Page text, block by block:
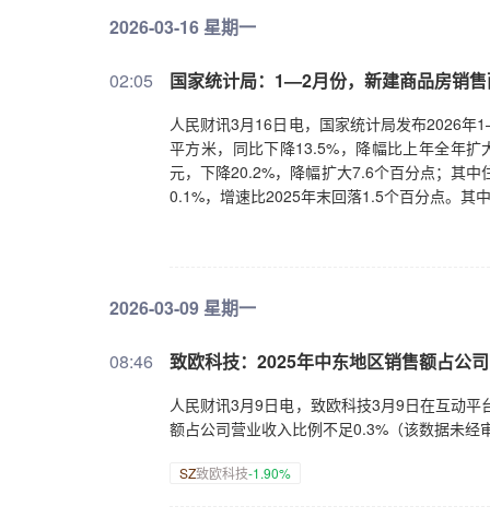
2026-03-16 星期一
02:05 国家统计局：1—2月份，新建商品房销
人民财讯3月16日电，国家统计局发布2026
平方米，同比下降13.5%，降幅比上年全年
元，下降20.2%，降幅扩大7.6个百分点；其
0.1%，增速比2025年末回落1.5个百分点。其
2026-03-09 星期一
08:46 致欧科技：2025年中东地区销售额占公
人民财讯3月9日电，致欧科技3月9日在互动
额占公司营业收入比例不足0.3%（该数据未
SZ致欧科技-1.90%